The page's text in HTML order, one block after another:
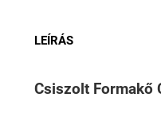
LEÍRÁS
Csiszolt Formakő